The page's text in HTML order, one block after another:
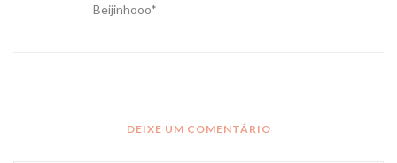
Beijinhooo*
DEIXE UM COMENTÁRIO